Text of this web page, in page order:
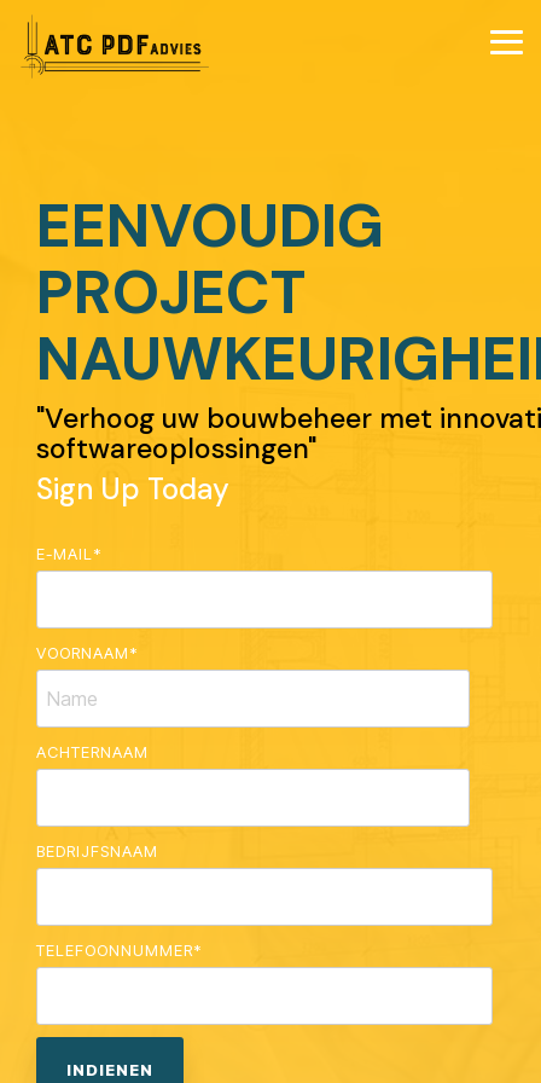
Skip
the
main
EENVOUDIG
PROJECT
"Verhoog uw bouwbeheer met
softwareoplossingen"
Sign Up Today
E-MAIL *
VOORNAAM*
ACHTERNAAM
BEDRIJFSNAAM
TELEFOONNUMMER*